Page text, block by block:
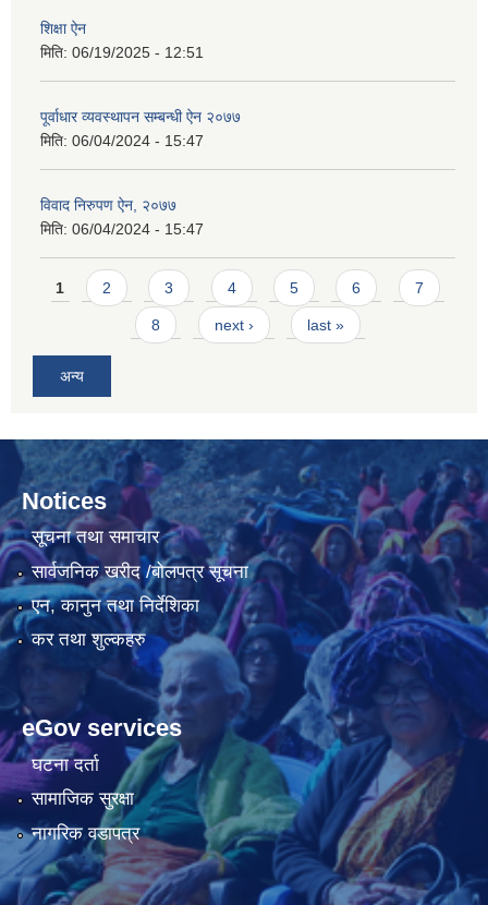
शिक्षा ऐन
मिति: 06/19/2025 - 12:51
पूर्वाधार व्यवस्थापन सम्बन्धी ऐन २०७७
मिति: 06/04/2024 - 15:47
विवाद निरुपण ऐन, २०७७
मिति: 06/04/2024 - 15:47
Pages
1 2 3 4 5 6 7
8 next › last »
अन्य
Notices
सूचना तथा समाचार
सार्वजनिक खरीद /बोलपत्र सूचना
एन, कानुन तथा निर्देशिका
कर तथा शुल्कहरु
eGov services
घटना दर्ता
सामाजिक सुरक्षा
नागरिक वडापत्र